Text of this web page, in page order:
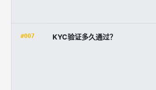
#007 KYC验证多久通过？